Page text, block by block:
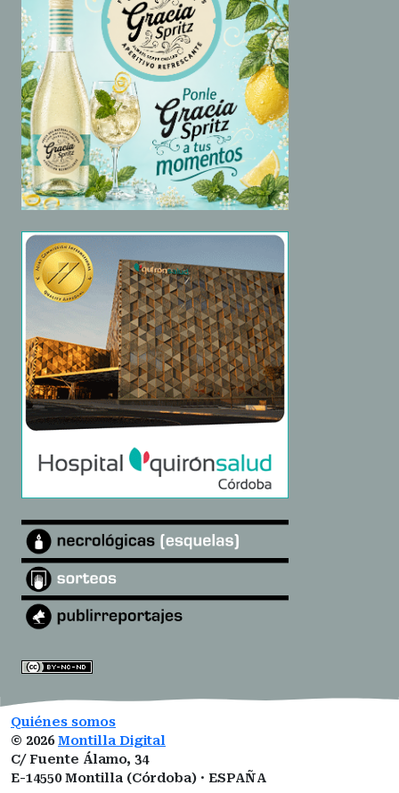
Quiénes somos
© 2026 Montilla Digital
C/ Fuente Álamo, 34
E-14550 Montilla (Córdoba) · ESPAÑA